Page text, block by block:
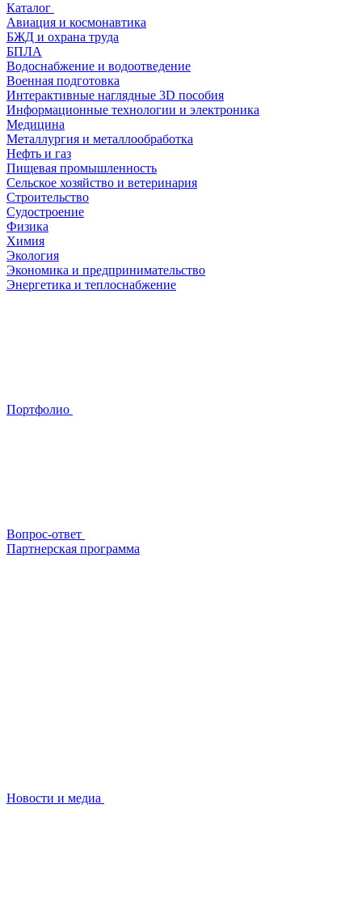
Каталог
Авиация и космонавтика
БЖД и охрана труда
БПЛА
Водоснабжение и водоотведение
Военная подготовка
Интерактивные наглядные 3D пособия
Информационные технологии и электроника
Медицина
Металлургия и металлообработка
Нефть и газ
Пищевая промышленность
Сельское хозяйство и ветеринария
Строительство
Судостроение
Физика
Химия
Экология
Экономика и предпринимательство
Энергетика и теплоснабжение
Портфолио
Вопрос-ответ
Партнерская программа
Новости и медиа